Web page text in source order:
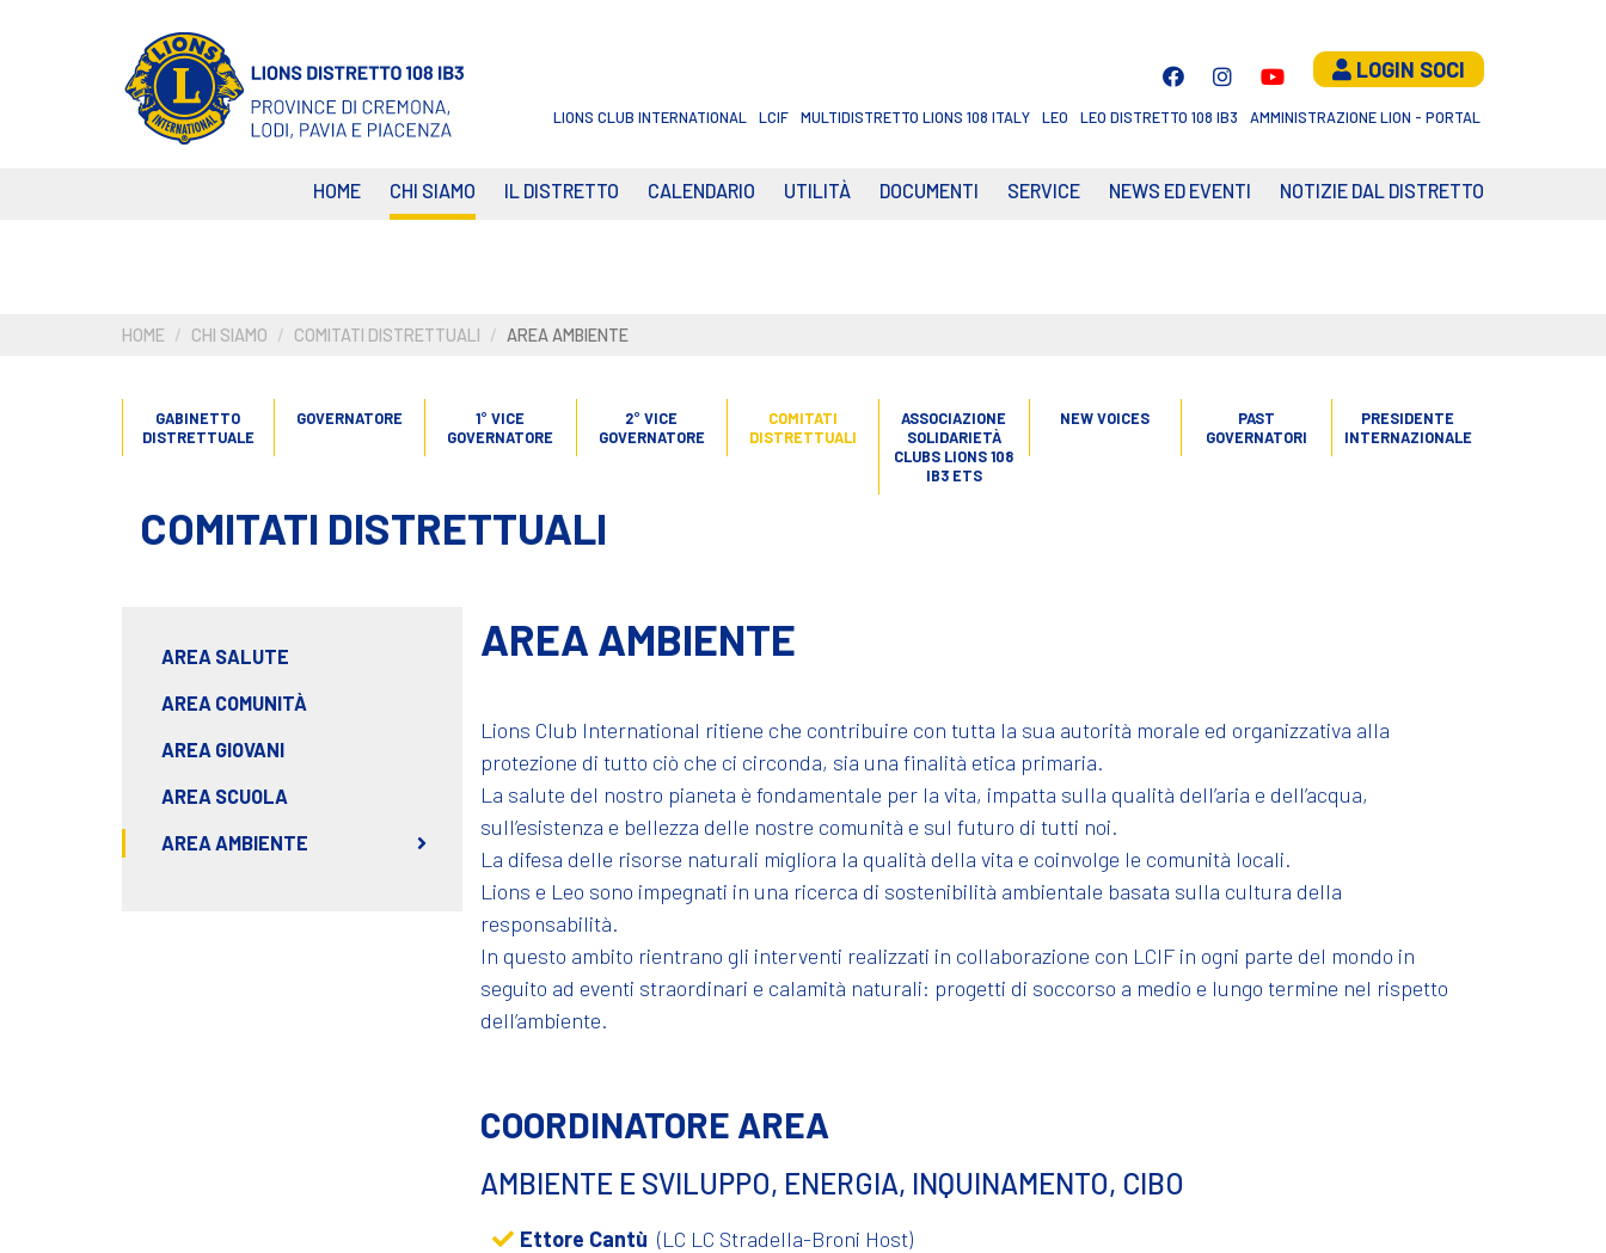
LOGIN SOCI
LIONS CLUB INTERNATIONAL LCIF MULTIDISTRETTO LIONS 108 ITALY LEO LEO DISTRETTO 108 IB3 AMMINISTRAZIONE LION - PORTAL
HOME CHI SIAMO IL DISTRETTO CALENDARIO UTILITÀ DOCUMENTI SERVICE NEWS ED EVENTI NOTIZIE DAL DISTRETTO
HOME CHI SIAMO COMITATI DISTRETTUALI AREA AMBIENTE
GABINETTO
DISTRETTUALE
GOVERNATORE
1° VICE
GOVERNATORE
2° VICE
GOVERNATORE
COMITATI
DISTRETTUALI
ASSOCIAZIONE
SOLIDARIETÀ
CLUBS LIONS 108
IB3 ETS
NEW VOICES
PAST
GOVERNATORI
PRESIDENTE
INTERNAZIONALE
COMITATI DISTRETTUALI
AREA SALUTE
AREA COMUNITÀ
AREA GIOVANI
AREA SCUOLA
AREA AMBIENTE
AREA AMBIENTE
Lions Club International ritiene che contribuire con tutta la sua autorità morale ed organizzativa alla
protezione di tutto ciò che ci circonda, sia una finalità etica primaria.
La salute del nostro pianeta è fondamentale per la vita, impatta sulla qualità dell’aria e dell’acqua,
sull’esistenza e bellezza delle nostre comunità e sul futuro di tutti noi.
La difesa delle risorse naturali migliora la qualità della vita e coinvolge le comunità locali.
Lions e Leo sono impegnati in una ricerca di sostenibilità ambientale basata sulla cultura della
responsabilità.
In questo ambito rientrano gli interventi realizzati in collaborazione con LCIF in ogni parte del mondo in
seguito ad eventi straordinari e calamità naturali: progetti di soccorso a medio e lungo termine nel rispetto
dell’ambiente.
COORDINATORE AREA
AMBIENTE E SVILUPPO, ENERGIA, INQUINAMENTO, CIBO
Ettore Cantù (LC LC Stradella-Broni Host)